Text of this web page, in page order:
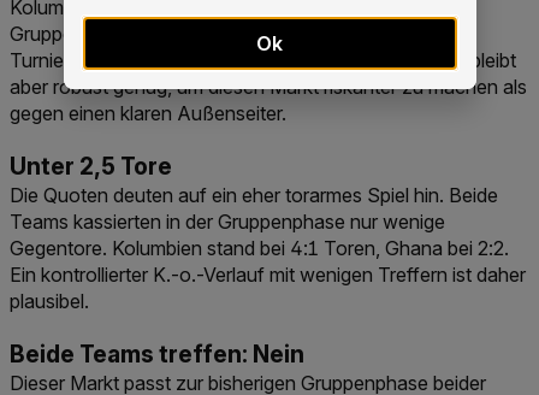
Ok
Kolumbien ist auch nach 90 Minuten Favorit. Der
Gruppensieg, die stabile Defensive und die bessere
Turnierbilanz sprechen für die Südamerikaner. Ghana bleibt
aber robust genug, um diesen Markt riskanter zu machen als
gegen einen klaren Außenseiter.
Unter 2,5 Tore
Die Quoten deuten auf ein eher torarmes Spiel hin. Beide
Teams kassierten in der Gruppenphase nur wenige
Gegentore. Kolumbien stand bei 4:1 Toren, Ghana bei 2:2.
Ein kontrollierter K.-o.-Verlauf mit wenigen Treffern ist daher
plausibel.
Beide Teams treffen: Nein
Dieser Markt passt zur bisherigen Gruppenphase beider